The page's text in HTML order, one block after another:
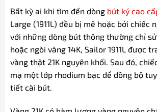
Bất kỳ ai khi tìm đến dòng bút ký cao
Large (1911L) đều bị mê hoặc bởi chiếc
với những dòng bút thông thường chỉ
hoặc ngòi vàng 14K, Sailor 1911L được
vàng thật 21K nguyên khối. Sau đó,
mạ một lớp rhodium bạc để đồng bộ
tiết cài bút.